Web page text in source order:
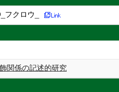
クロウ_
関係の記述的研究